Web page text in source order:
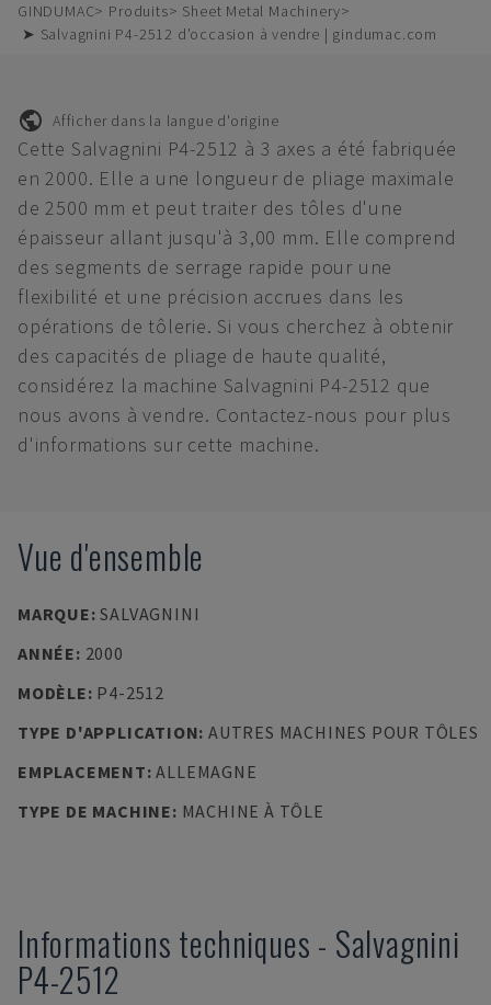
GINDUMAC Produits
Sheet Metal Machinery
➤ Salvagnini P4-2512 d'occasion à vendre | gindumac.com
Afficher dans la langue d'origine
Cette Salvagnini P4-2512 à 3 axes a été fabriquée
en 2000. Elle a une longueur de pliage maximale
de 2500 mm et peut traiter des tôles d'une
épaisseur allant jusqu'à 3,00 mm. Elle comprend
des segments de serrage rapide pour une
flexibilité et une précision accrues dans les
opérations de tôlerie. Si vous cherchez à obtenir
des capacités de pliage de haute qualité,
considérez la machine Salvagnini P4-2512 que
nous avons à vendre. Contactez-nous pour plus
d'informations sur cette machine.
Vue d'ensemble
MARQUE:SALVAGNINI
ANNÉE: 2000
MODÈLE: P4-2512
TYPE D'APPLICATION: AUTRES MACHINES POUR TÔLES
EMPLACEMENT:ALLEMAGNE
TYPE DE MACHINE: MACHINE À TÔLE
Informations techniques - Salvagnini
P4-2512